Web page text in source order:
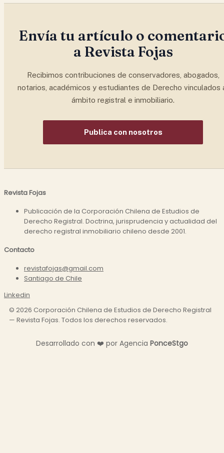
Envía tu artículo o
a Revista Fojas
Recibimos contribuciones de conservadores, abogados,
notarios, académicos y estudiantes de Derecho vinculados
ámbito registral e inmobiliario.
Publica con nosotros
Revista Fojas
Publicación de la Corporación Chilena de Estudios de
Derecho Registral. Doctrina, jurisprudencia y actualidad del
derecho registral inmobiliario chileno desde 2001.
Contacto
revistafojas@gmail.com
Santiago de Chile
Linkedin
© 2026 Corporación Chilena de Estudios de Derecho Registral
— Revista Fojas. Todos los derechos reservados.
Desarrollado con ❤️ por Agencia PonceStgo